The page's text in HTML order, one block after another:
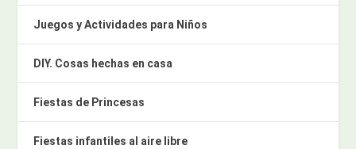
Juegos y Actividades para Niños
DIY. Cosas hechas en casa
Fiestas de Princesas
Fiestas infantiles al aire libre